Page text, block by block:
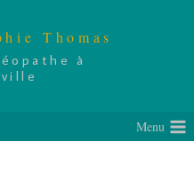
Thomas
à
Menu